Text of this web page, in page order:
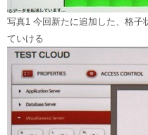
写真1 今回新たに追加した、格子
ていける